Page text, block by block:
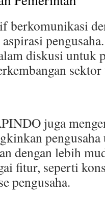
berkomunikasi
diskusi untuk
sektor
juga
pengusaha
dengan lebih
fitur, seperti
pengusaha.